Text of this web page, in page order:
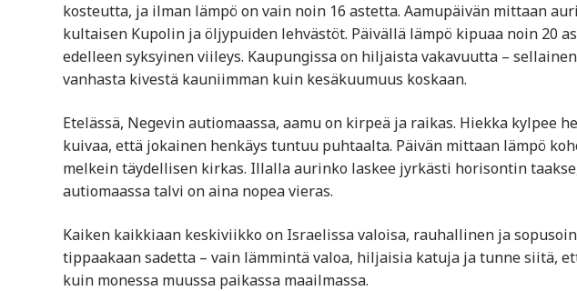
kosteutta, ja ilman lämpö on vain noin 16 astetta. Aamupäivän mittaan
kultaisen Kupolin ja öljypuiden lehvästöt. Päivällä lämpö kipuaa noin 20
edelleen syksyinen viileys. Kaupungissa on hiljaista vakavuutta –
vanhasta kivestä kauniimman kuin kesäkuumuus koskaan.
Etelässä, Negevin autiomaassa, aamu on kirpeä ja raikas. Hiekka kylpee
kuivaa, että jokainen henkäys tuntuu puhtaalta. Päivän mittaan lämpö
melkein täydellisen kirkas. Illalla aurinko laskee jyrkästi horisontin
autiomaassa talvi on aina nopea vieras.
Kaiken kaikkiaan keskiviikko on Israelissa valoisa, rauhallinen ja
tippaakaan sadetta – vain lämmintä valoa, hiljaisia katuja ja tunne siitä,
kuin monessa muussa paikassa maailmassa.